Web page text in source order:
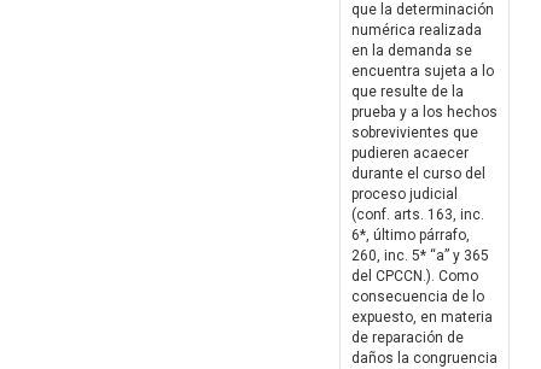
que la determinación
numérica realizada
en la demanda se
encuentra sujeta a lo
que resulte de la
prueba y a los hechos
sobrevivientes que
pudieren acaecer
durante el curso del
proceso judicial
(conf. arts. 163, inc.
6*, último párrafo,
260, inc. 5* “a” y 365
del CPCCN.). Como
consecuencia de lo
expuesto, en materia
de reparación de
daños la congruencia